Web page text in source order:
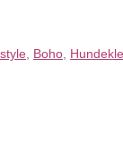
, Boho,